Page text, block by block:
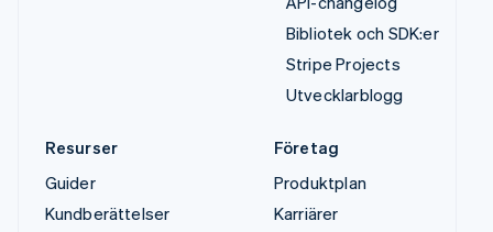
Bibliotek och SDK:er
Stripe Projects
Utvecklarblogg
Resurser
Guider
Kundberättelser
Företag
Produktplan
Karriärer